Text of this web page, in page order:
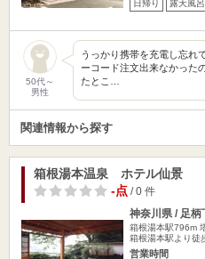
日帰り 露天風呂
50代～
男性
うっかり携帯を充電し忘れ
ーコード注文出来なかった
たとこ…
関連情報から探す
箱根湯本温泉 ホテル仙景
-点/ 0 件
神奈川県 / 足柄
箱根湯本駅796m
箱根湯本駅より徒
営業時間